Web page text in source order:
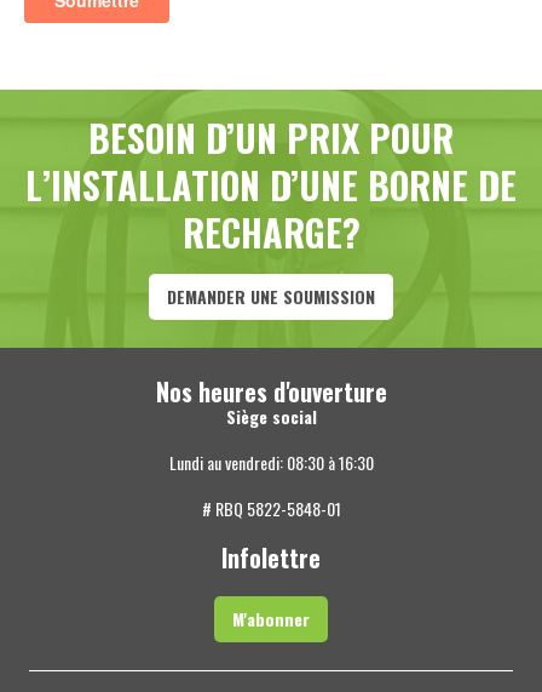
BESOIN D’UN PRIX POUR
L’INSTALLATION D’UNE BORNE DE
RECHARGE?
DEMANDER UNE SOUMISSION
Nos heures d'ouverture
Siège social
Lundi au vendredi: 08:30 à 16:30
# RBQ 5822-5848-01
Infolettre
M'abonner